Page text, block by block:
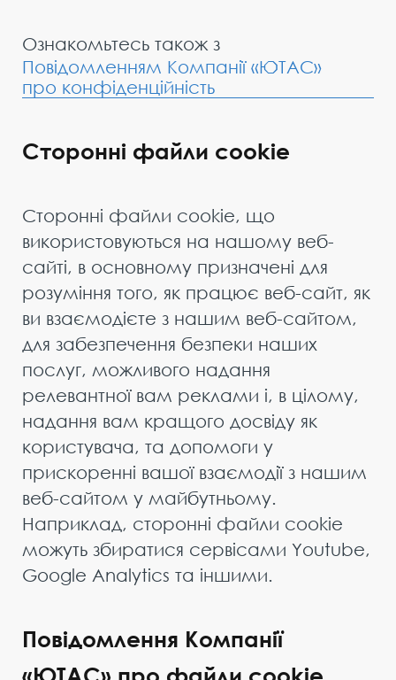
Ознакомьтесь також з
Повідомленням Компанії «ЮТАС»
про конфіденційність
Сторонні файли cookie
Сторонні файли cookie, що
використовуються на нашому веб-
сайті, в основному призначені для
розуміння того, як працює веб-сайт, як
ви взаємодієте з нашим веб-сайтом,
для забезпечення безпеки наших
послуг, можливого надання
релевантної вам реклами і, в цілому,
надання вам кращого досвіду як
користувача, та допомоги у
прискоренні вашої взаємодії з нашим
веб-сайтом у майбутньому.
Наприклад, сторонні файли cookie
можуть збиратися сервісами Youtube,
Google Analytics та іншими.
Повідомлення Компанії
«ЮТАС» про файли cookie